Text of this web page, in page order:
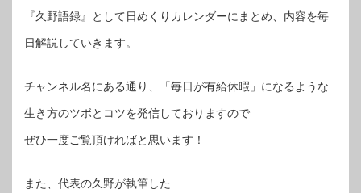
『久野語録』として日めくりカレンダーにまとめ、内容を毎
日解説していきます。
チャンネル名にある通り、「毎日が有給休暇」になるような
生き方のツボとコツを発信しておりますので
ぜひ一度ご覧頂ければと思います！
また、代表の久野が執筆した